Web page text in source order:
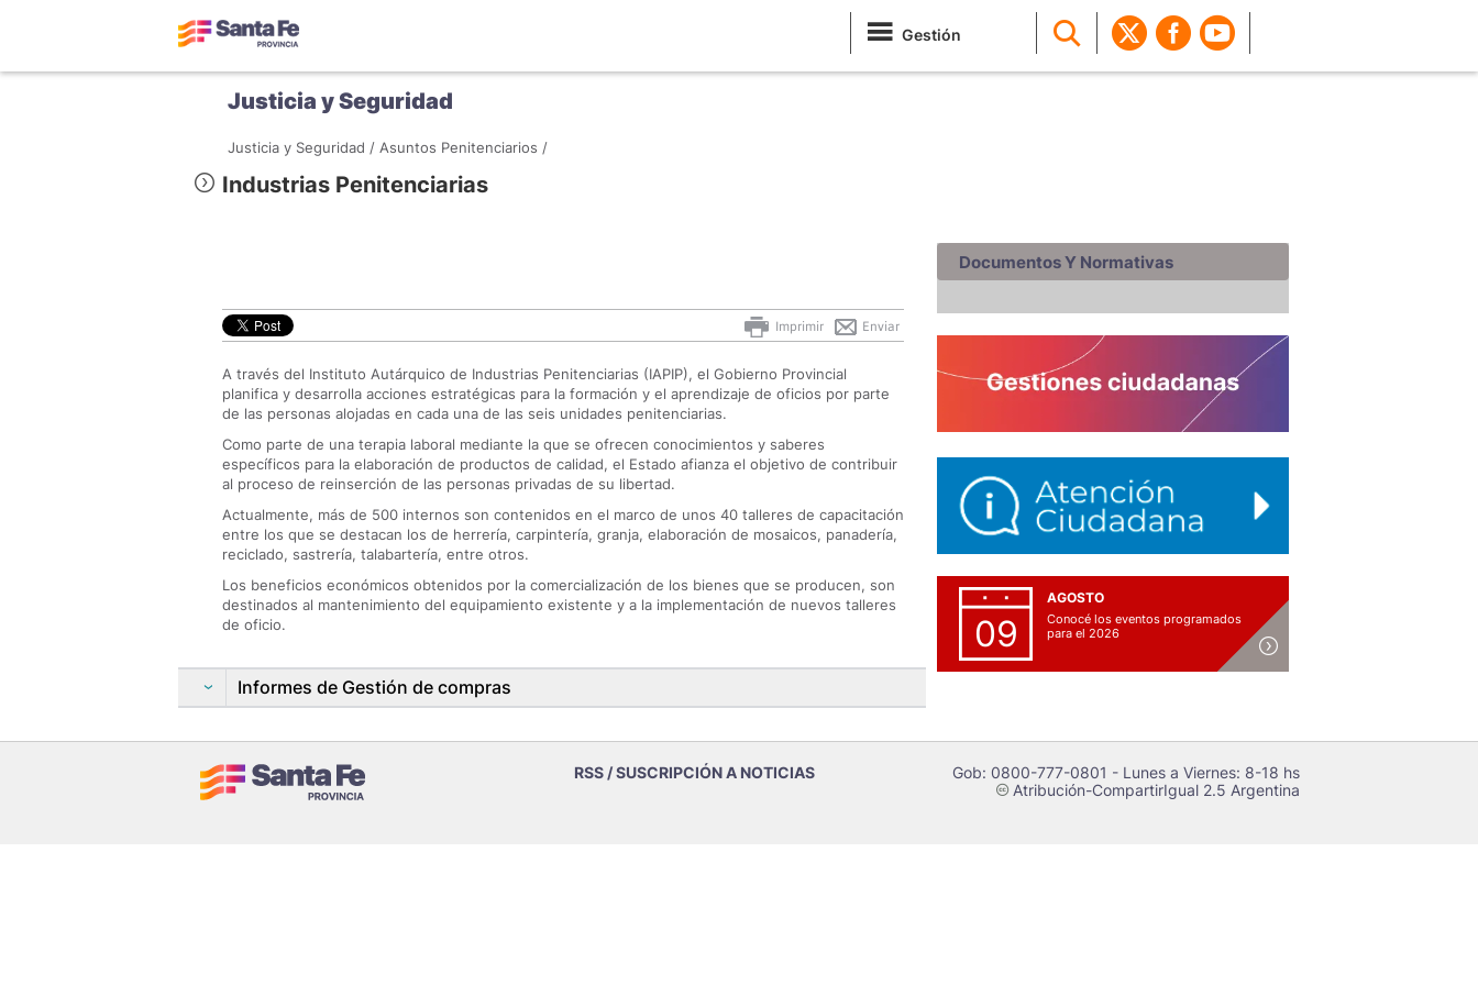
Gestión
Justicia y Seguridad
Justicia y Seguridad / Asuntos Penitenciarios /
Industrias Penitenciarias
Enviar
Imprimir
A través del Instituto Autárquico de Industrias Penitenciarias (IAPIP), el Gobierno Provincial
planifica y desarrolla acciones estratégicas para la formación y el aprendizaje de oficios por parte
de las personas alojadas en cada una de las seis unidades penitenciarias.
Como parte de una terapia laboral mediante la que se ofrecen conocimientos y saberes
específicos para la elaboración de productos de calidad, el Estado afianza el objetivo de contribuir
al proceso de reinserción de las personas privadas de su libertad.
Actualmente, más de 500 internos son contenidos en el marco de unos 40 talleres de capacitación
entre los que se destacan los de herrería, carpintería, granja, elaboración de mosaicos, panadería,
reciclado, sastrería, talabartería, entre otros.
Los beneficios económicos obtenidos por la comercialización de los bienes que se producen, son
destinados al mantenimiento del equipamiento existente y a la implementación de nuevos talleres
de oficio.
Informes de Gestión de compras
Documentos Y Normativas
09
AGOSTO
Conocé los eventos programados
para el 2026
RSS / SUSCRIPCIÓN A NOTICIAS Gob: 0800-777-0801 - Lunes a Viernes: 8-18 hs
cAtribución-CompartirIgual 2.5 Argentina